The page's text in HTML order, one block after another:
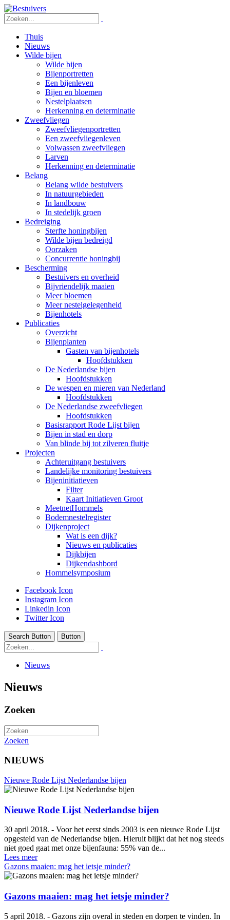
Thuis
Nieuws
Wilde bijen
Wilde bijen
Bijenportretten
Een bijenleven
Bijen en bloemen
Nestelplaatsen
Herkenning en determinatie
Zweefvliegen
Zweefvliegenportretten
Een zweefvliegenleven
Volwassen zweefvliegen
Larven
Herkenning en determinatie
Belang
Belang wilde bestuivers
In natuurgebieden
In landbouw
In stedelijk groen
Bedreiging
Sterfte honingbijen
Wilde bijen bedreigd
Oorzaken
Concurrentie honingbij
Bescherming
Bestuivers en overheid
Bijvriendelijk maaien
Meer bloemen
Meer nestelgelegenheid
Bijenhotels
Publicaties
Overzicht
Bijenplanten
Gasten van bijenhotels
Hoofdstukken
De Nederlandse bijen
Hoofdstukken
De wespen en mieren van Nederland
Hoofdstukken
De Nederlandse zweefvliegen
Hoofdstukken
Basisrapport Rode Lijst bijen
Bijen in stad en dorp
Van blinde bij tot zilveren fluitje
Projecten
Achteruitgang bestuivers
Landelijke monitoring bestuivers
Bijeninitiatieven
Filter
Kaart Initiatieven Groot
MeetnetHommels
Bodemnestelregister
Dijkenproject
Wat is een dijk?
Nieuws en publicaties
Dijkbijen
Dijkendashbord
Hommelsymposium
Facebook Icon
Instagram Icon
Linkedin Icon
Twitter Icon
Search Button Button
Nieuws
Nieuws
Zoeken
Zoeken
NIEUWS
Nieuwe Rode Lijst Nederlandse bijen
Nieuwe Rode Lijst Nederlandse bijen
30 april 2018. - Voor het eerst sinds 2003 is een nieuwe Rode Lijst
opgesteld van de Nederlandse bijen. Hieruit blijkt dat het nog steeds
niet goed gaat met onze bijenfauna: 55% van de...
Lees meer
Gazons maaien: mag het ietsje minder?
Gazons maaien: mag het ietsje minder?
5 april 2018. - Gazons zijn overal in steden en dorpen te vinden. In